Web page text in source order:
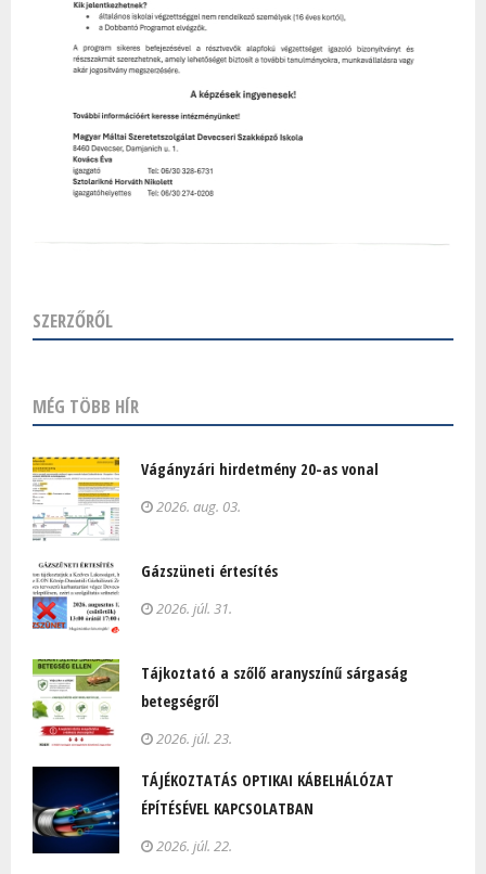
SZERZŐRŐL
MÉG TÖBB HÍR
Vágányzári hirdetmény 20-as vonal
2026. aug. 03.
Gázszüneti értesítés
2026. júl. 31.
Tájkoztató a szőlő aranyszínű sárgaság
betegségről
2026. júl. 23.
TÁJÉKOZTATÁS OPTIKAI KÁBELHÁLÓZAT
ÉPÍTÉSÉVEL KAPCSOLATBAN
2026. júl. 22.